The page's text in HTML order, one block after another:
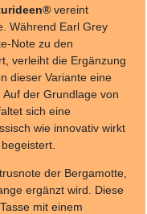
vereint
Während Earl Grey
Note zu den
verleiht die Ergänzung
dieser Variante eine
der Grundlage von
sich eine
wie innovativ wirkt
der Bergamotte,
ergänzt wird. Diese
mit einem